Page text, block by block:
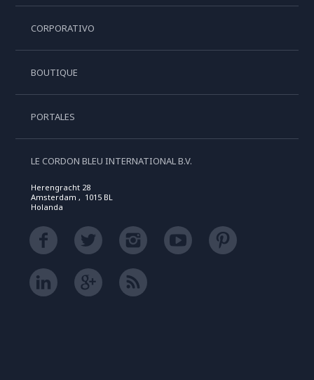
CORPORATIVO
BOUTIQUE
PORTALES
LE CORDON BLEU INTERNATIONAL B.V.
Herengracht 28
Amsterdam , 1015 BL
Holanda